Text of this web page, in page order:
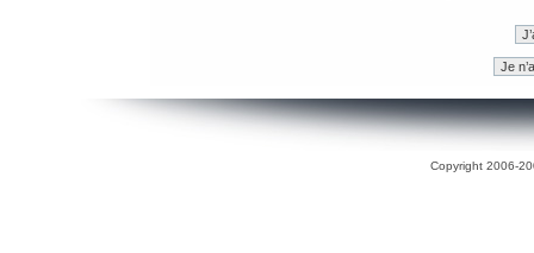
Copyright 2006-